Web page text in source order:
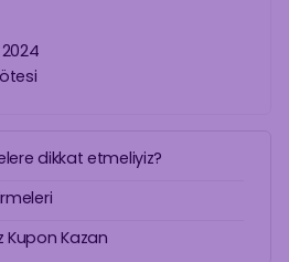
2024
dikkat etmeliyiz?
Kupon Kazan